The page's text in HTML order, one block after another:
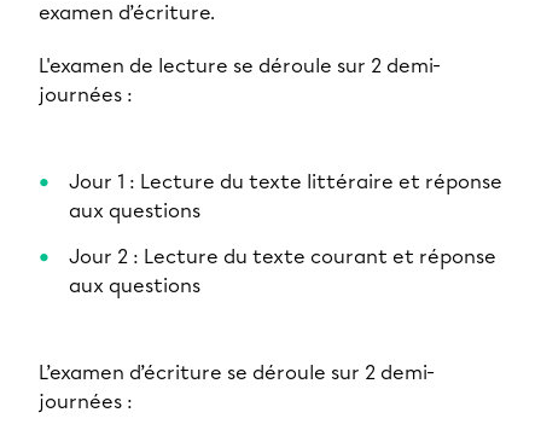
examen d’écriture.
L'examen de lecture se déroule sur 2 demi-
journées :
Jour 1 : Lecture du texte littéraire et réponse
aux questions
Jour 2 : Lecture du texte courant et réponse
aux questions
L’examen d’écriture se déroule sur 2 demi-
journées :